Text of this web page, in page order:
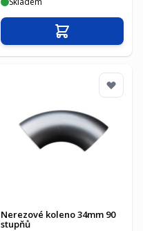
Přidat do košíku
Nerezové koleno 34mm 90
stupňů